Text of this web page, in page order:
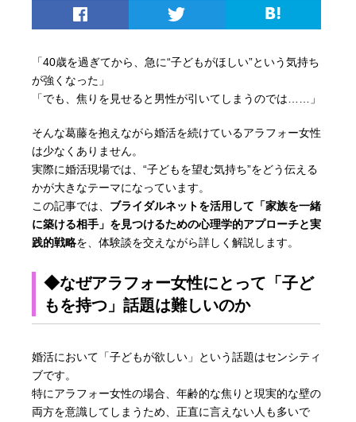
「40歳を過ぎてから、急に“子どもがほしい”という気持ち
が強くなった」
「でも、焦りを見せると男性が引いてしまうのでは……」
そんな葛藤を抱えながら婚活を続けているアラフォー女性
は少なくありません。
実際に婚活現場では、“子どもを望む気持ち”をどう伝える
かが大きなテーマになっています。
この記事では、 ブライダルネットを活用して「家族を一緒
に築ける相手」を見つけるための心理学的アプローチと実
践的戦略を、体験談を交えながら詳しく解説します。
◆なぜアラフォー女性にとって「子ど
もを持つ」話題は難しいのか
婚活において「子どもが欲しい」という話題はセンシティ
ブです。
特にアラフォー女性の場合、年齢的な焦りと現実的な壁の
両方を意識してしまうため、正直に言えない人も多いで